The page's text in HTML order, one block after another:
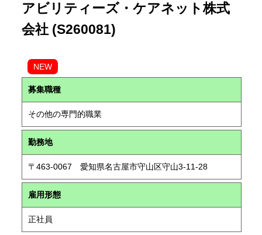
アビリティーズ・ケアネット株式
会社 (S260081)
NEW
募集職種
その他の専門的職業
勤務地
〒463-0067 愛知県名古屋市守山区守山3-11-28
雇用形態
正社員